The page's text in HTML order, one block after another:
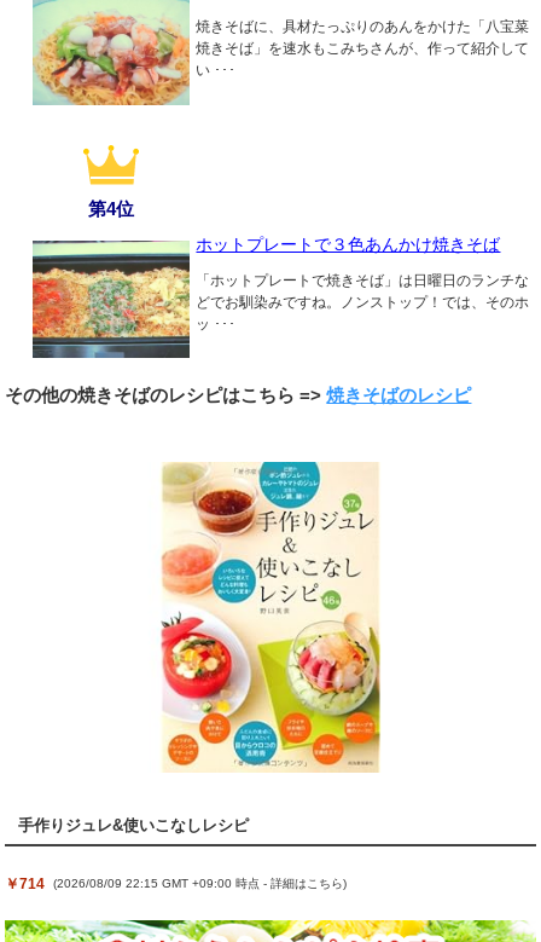
焼きそばに、具材たっぷりのあんをかけた「八宝菜
焼きそば」を速水もこみちさんが、作って紹介して
い ･･･
第4位
ホットプレートで３色あんかけ焼きそば
「ホットプレートで焼きそば」は日曜日のランチな
どでお馴染みですね。ノンストップ！では、そのホ
ッ ･･･
その他の焼きそばのレシピはこちら =>焼きそばのレシピ
手作りジュレ&使いこなしレシピ
￥714 (2026/08/09 22:15 GMT +09:00 時点 - 詳細はこちら)